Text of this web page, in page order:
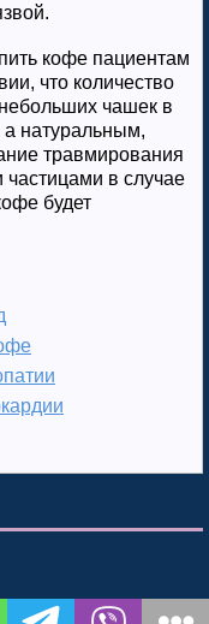
кофе пациентам
что количество
чашек в
натуральным,
травмирования
в случае
будет